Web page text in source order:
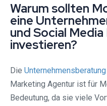
Warum sollten
eine
und Social
investieren?
Die Unternehmensberatung
Marketing Agentur ist für
Bedeutung, da sie viele